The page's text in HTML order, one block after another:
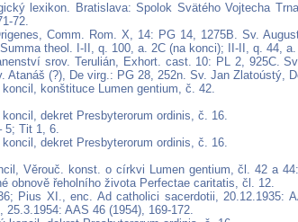
lexikon. Bratislava: Spolok Svätého Vojtecha
72.
Comm. Rom. X, 14: PG 14, 1275B. Sv.
theol. I-II, q. 100, a. 2C (na konci); II-II, q. 44,
srov. Terulián, Exhort. cast. 10: PL 2, 925C.
Atanáš (?), De virg.: PG 28, 252n. Sv. Jan Zlatoústý,
konštituce Lumen gentium, č. 42.
dekret Presbyterorum ordinis, č. 16.
5; Tit 1, 6.
dekret Presbyterorum ordinis, č. 16.
Věrouč. konst. o církvi Lumen gentium, čl. 42 a
obnově řeholního života Perfectae caritatis, čl. 12.
Pius XI., enc. Ad catholici sacerdotii, 20.12.1935:
25.3.1954: AAS 46 (1954), 169-172.